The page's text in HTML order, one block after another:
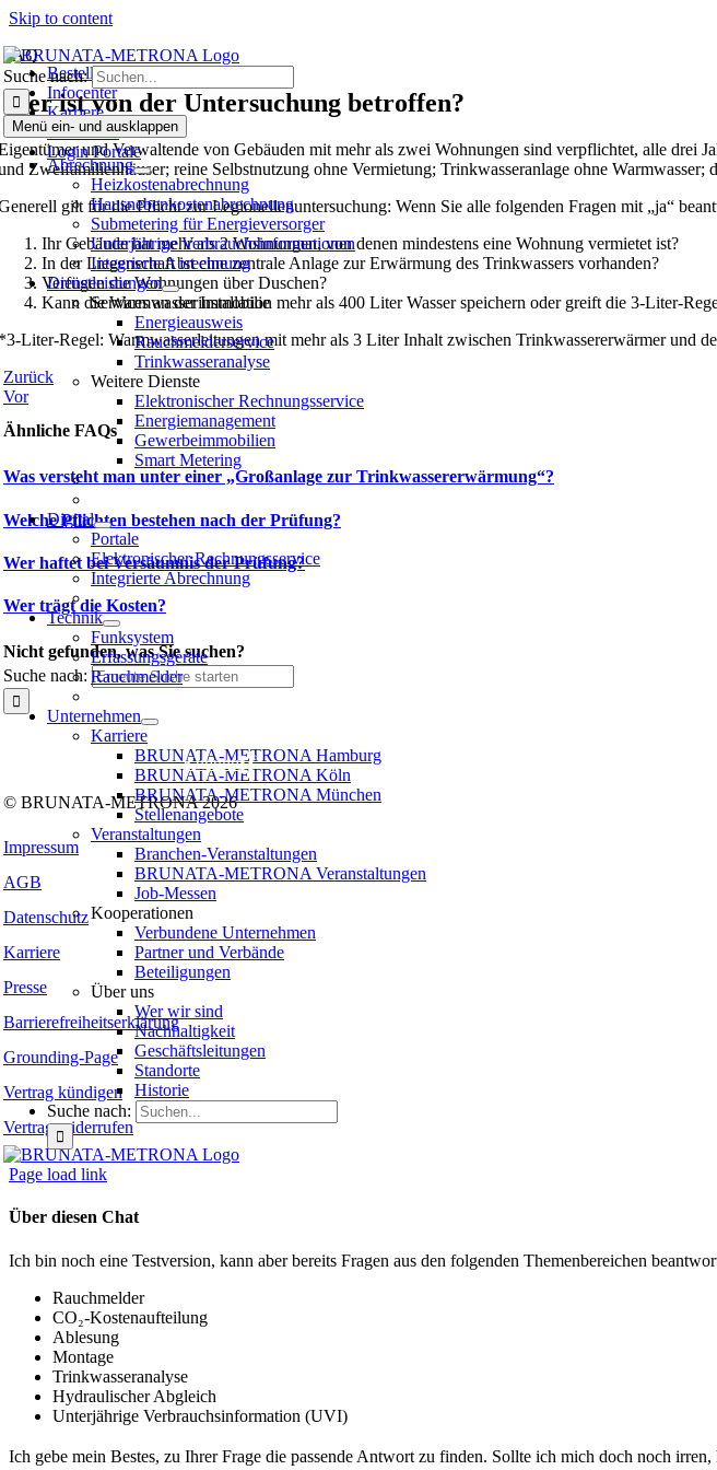
Skip to content
Bestellen
Infocenter
Karriere
Bewohner
Login Portale
Suche nach:
Menü ein- und ausklappen
Abrechnung
Heizkostenabrechnung
Hausneben­kosten­abrechnung
Submetering für Energieversorger
Unterjährige Verbrauchsinformationen
Integrierte Abrechnung
Dienstleistungen
Services an der Immobilie
Energieausweis
Rauchmelderservice
Trinkwasseranalyse
Weitere Dienste
Elektronischer Rechnungsservice
Energiemanagement
Gewerbeimmobilien
Smart Metering
Digital
Portale
Elektronischer Rechnungsservice
Integrierte Abrechnung
Technik
Funksystem
Erfassungsgeräte
Rauchmelder
Unternehmen
Karriere
BRUNATA-METRONA Hamburg
BRUNATA-METRONA Köln
BRUNATA-METRONA München
Stellenangebote
Veranstaltungen
Branchen-Veranstaltungen
BRUNATA-METRONA Veranstaltungen
Job-Messen
Kooperationen
Verbundene Unternehmen
Partner und Verbände
Beteiligungen
Über uns
Wer wir sind
Nachhaltigkeit
Geschäftsleitungen
Standorte
Historie
Suche nach:
FAQ
Wer ist von der Untersuchung betroffen?
und Verwaltende von Gebäuden mit mehr als zwei Wohnungen sind verpflichtet, alle drei
Zweifamilienhäuser; reine Selbstnutzung ohne Vermietung; Trinkwasseranlage ohne Warmwasser;
gilt für die Pflicht zur Legionellenuntersuchung: Wenn Sie alle folgenden Fragen mit „ja“
Ihr Gebäude hat mehr als 2 Wohnungen, von denen mindestens eine Wohnung vermietet ist?
In der Liegenschaft ist eine zentrale Anlage zur Erwärmung des Trinkwassers vorhanden?
Verfügen die Wohnungen über Duschen?
Kann die Warmwasserinstallation mehr als 400 Liter Wasser speichern oder greift die 3-Liter-
Liter-Regel: Warmwasserleitungen mit mehr als 3 Liter Inhalt zwischen Trinkwassererwärmer und
Zurück
Vor
Ähnliche FAQs
Was versteht man unter einer „Großanlage zur Trinkwassererwärmung“?
Welche Pflichten bestehen nach der Prüfung?
Wer haftet bei Versäumnis der Prüfung?
Wer trägt die Kosten?
Nicht gefunden, was Sie suchen?
Suche nach:
Folgen Sie uns auf:
Instagram Kununu LinkedIn Tiktok
© BRUNATA-METRONA 2026
Impressum
AGB
Datenschutz
Karriere
Presse
Barrierefreiheitserklärung
Grounding-Page
Vertrag kündigen
Vertrag widerrufen
Page load link
Über diesen Chat
Ich bin noch eine Testversion, kann aber bereits Fragen aus den folgenden Themenbereichen
Rauchmelder
CO₂-Kostenaufteilung
Ablesung
Montage
Trinkwasseranalyse
Hydraulischer Abgleich
Unterjährige Verbrauchsinformation (UVI)
Ich gebe mein Bestes, zu Ihrer Frage die passende Antwort zu finden. Sollte ich mich doch noch